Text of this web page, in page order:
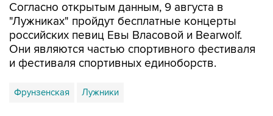
Согласно открытым данным, 9 августа в
"Лужниках" пройдут бесплатные концерты
российских певиц Евы Власовой и Bearwolf.
Они являются частью спортивного фестиваля
и фестиваля спортивных единоборств.
Фрунзенская Лужники